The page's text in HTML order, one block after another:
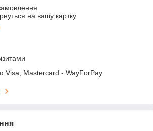
на вашу картку
Visa, Mastercard - WayForPay